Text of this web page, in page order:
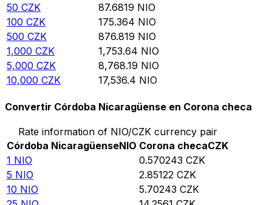
50 CZK 87.6819 NIO
100 CZK 175.364 NIO
500 CZK 876.819 NIO
1,000 CZK 1,753.64 NIO
5,000 CZK 8,768.19 NIO
10,000 CZK 17,536.4 NIO
Convertir Córdoba Nicaragüense en Corona checa
Rate information of NIO/CZK currency pair
Córdoba NicaragüenseNIO Corona checaCZK
1 NIO 0.570243 CZK
5 NIO 2.85122 CZK
10 NIO 5.70243 CZK